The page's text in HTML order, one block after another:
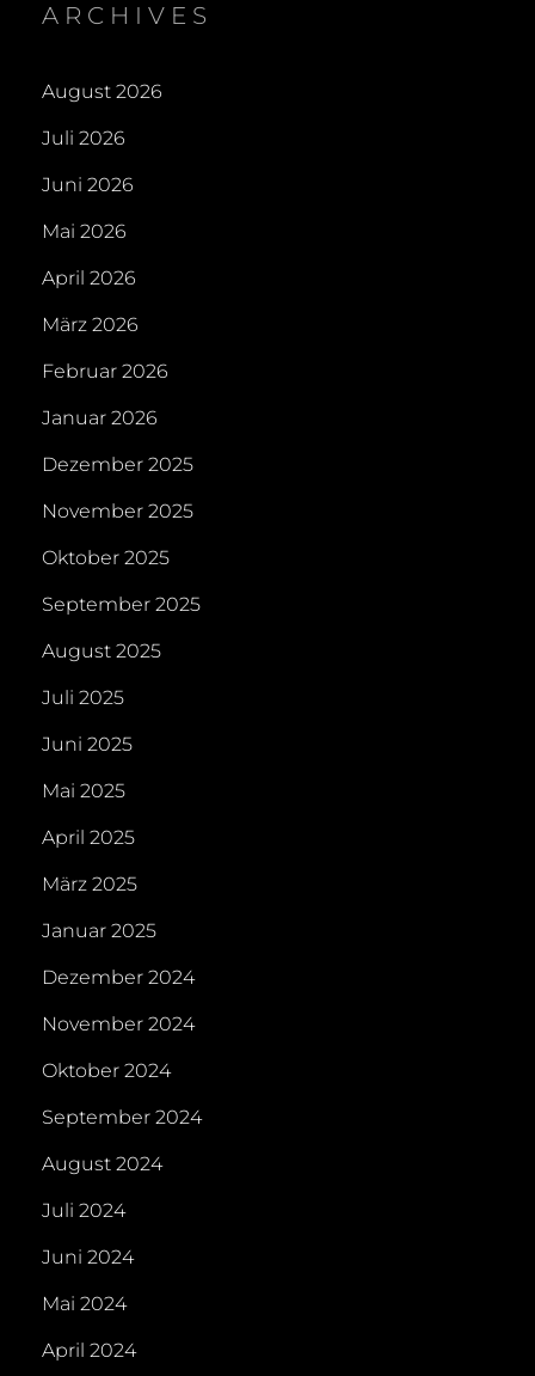
ARCHIVES
August 2026
Juli 2026
Juni 2026
Mai 2026
April 2026
März 2026
Februar 2026
Januar 2026
Dezember 2025
November 2025
Oktober 2025
September 2025
August 2025
Juli 2025
Juni 2025
Mai 2025
April 2025
März 2025
Januar 2025
Dezember 2024
November 2024
Oktober 2024
September 2024
August 2024
Juli 2024
Juni 2024
Mai 2024
April 2024